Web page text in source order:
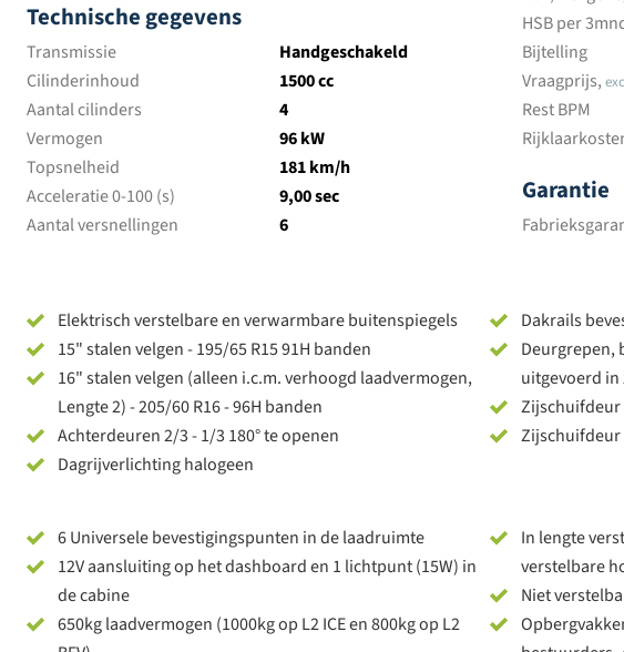
Technische gegevens
Transmissie
Handgeschakeld
Cilinderinhoud
1500 cc
Aantal cilinders
4
Vermogen
96 kW
Topsnelheid
181 km/h
Acceleratie 0-100 (s)
9,00 sec
Aantal versnellingen
6
HSB per
Bijtelling
Vraagprijs,
Rest BPM
Garantie
Elektrisch verstelbare en verwarmbare buitenspiegels
15" stalen velgen - 195/65 R15 91H banden
16" stalen velgen (alleen i.c.m. verhoogd laadvermogen,
Lengte 2) - 205/60 R16 - 96H banden
Achterdeuren 2/3 - 1/3 180° te openen
Dagrijverlichting halogeen
Dakrails
Deurgrepen,
uitgevoerd
Zijschuifdeur
6 Universele bevestigingspunten in de laadruimte
12V aansluiting op het dashboard en 1 lichtpunt (15W) in
de cabine
650kg laadvermogen (1000kg op L2 ICE en 800kg op L2
In lengte
verstelbare
Niet